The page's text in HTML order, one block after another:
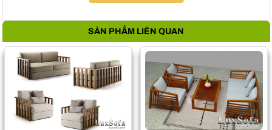
SẢN PHẨM LIÊN QUAN